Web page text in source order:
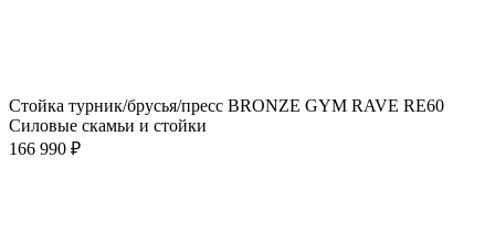
Стойка турник/брусья/пресс BRONZE GYM RAVE RE60
Силовые скамьи и стойки
166 990 ₽